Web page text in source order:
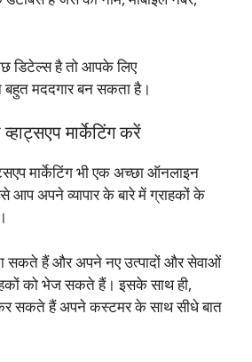
डिटेल्स है तो आपके लिए
मददगार बन सकता है।
मार्केटिंग करें
मार्केटिंग भी एक अच्छा ऑनलाइन
आप अपने व्यापार के बारे में ग्राहकों के
सकते हैं और अपने नए उत्पादों और सेवाओं
को भेज सकते हैं। इसके साथ ही,
कर सकते हैं अपने कस्टमर के साथ सीधे बात